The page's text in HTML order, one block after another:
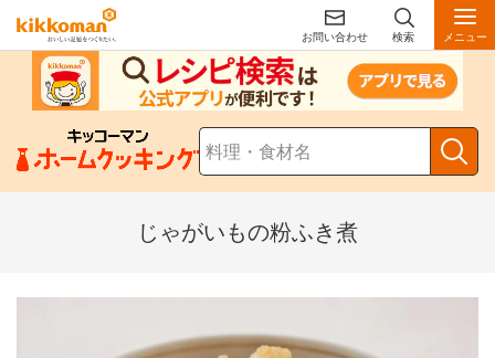
お問い合わせ 検索 メニュー
じゃがいもの粉ふき煮